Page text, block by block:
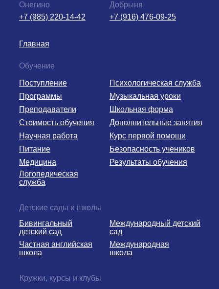
Результаты обучения
Безопасность учеников
Курс первой помощи
Научная работа
Дополнительные занятия
Школьная форма
Музыкальная уроки
Психологическая служба
Логопедическая
служба
Медицина
Питание
Поступление
Стоимость обучения
Преподаватели
Программы
Обучение
+7 (916) 476-09-25
Добрыня
+7 (985) 220-14-42
Онегино
Международная
школа
Частная английская
школа
Международный детский
сад
Бивингальный
детский сад
Детские сады и школы
Главная
Кружки, курсы и клубы